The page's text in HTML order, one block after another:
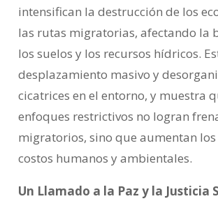
intensifican la destrucción de los
las rutas migratorias, afectando la
los suelos y los recursos hídricos.
desplazamiento masivo y
cicatrices en el entorno, y muestra
enfoques restrictivos no logran
migratorios, sino que aumentan los
costos humanos y ambientales.
Un Llamado a la Paz y la Justicia